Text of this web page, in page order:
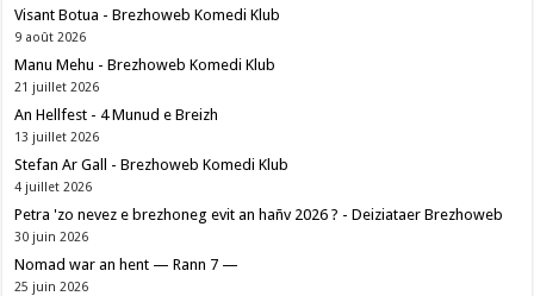
Visant Botua - Brezhoweb Komedi Klub
9 août 2026
Manu Mehu - Brezhoweb Komedi Klub
21 juillet 2026
An Hellfest - 4 Munud e Breizh
13 juillet 2026
Stefan Ar Gall - Brezhoweb Komedi Klub
4 juillet 2026
Petra 'zo nevez e brezhoneg evit an hañv 2026 ? - Deiziataer Brezhoweb
30 juin 2026
Nomad war an hent — Rann 7 —
25 juin 2026